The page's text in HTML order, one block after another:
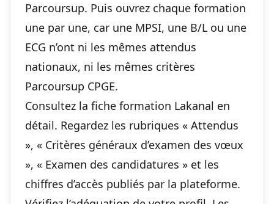
Parcoursup. Puis ouvrez chaque formation
une par une, car une MPSI, une B/L ou une
ECG n’ont ni les mêmes attendus
nationaux, ni les mêmes critères
Parcoursup CPGE.
Consultez la fiche formation Lakanal en
détail. Regardez les rubriques « Attendus
», « Critères généraux d’examen des vœux
», « Examen des candidatures » et les
chiffres d’accès publiés par la plateforme.